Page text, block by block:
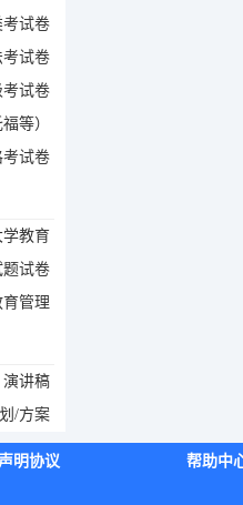
考试卷
考试卷
试卷
等）
试卷
学教育
题试卷
育管理
演讲稿
/方案
声明协议 帮助中